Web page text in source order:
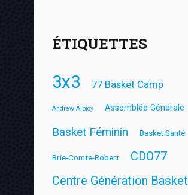
ÉTIQUETTES
3x3 77 Basket Camp
Andrew Albicy Assemblée Générale
Basket Féminin Basket Santé
Brie-Comte-Robert CDO77
Centre Génération Basket